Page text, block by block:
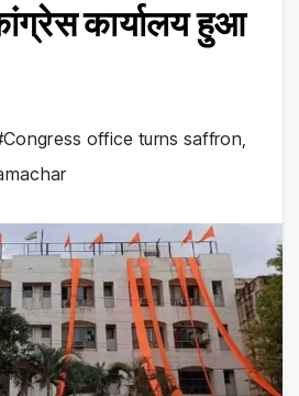
कार्यालय हुआ
office turns saffron